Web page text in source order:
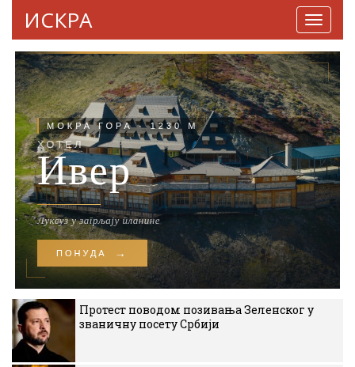
ИСКРА
Протест поводом позивања Зеленског у
званичну посету Србији